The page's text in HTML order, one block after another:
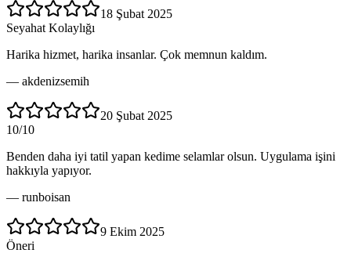
18 Şubat 2025
Seyahat Kolaylığı
Harika hizmet, harika insanlar. Çok memnun kaldım.
— akdenizsemih
20 Şubat 2025
10/10
Benden daha iyi tatil yapan kedime selamlar olsun. Uygulama işini
hakkıyla yapıyor.
— runboisan
9 Ekim 2025
Öneri